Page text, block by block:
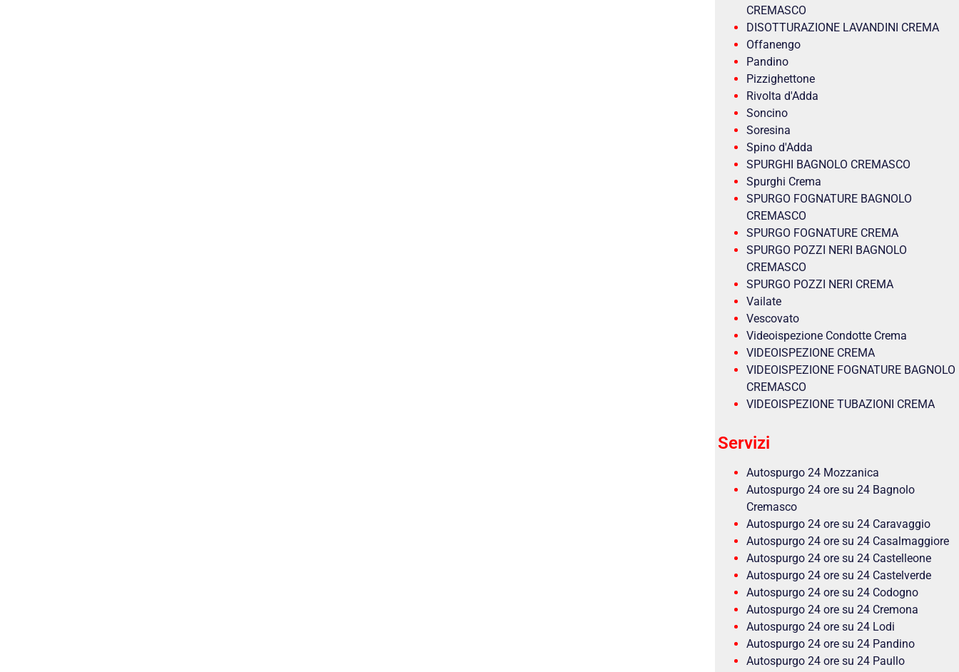
CREMASCO
DISOTTURAZIONE LAVANDINI CREMA
Offanengo
Pandino
Pizzighettone
Rivolta d'Adda
Soncino
Soresina
Spino d'Adda
SPURGHI BAGNOLO CREMASCO
Spurghi Crema
SPURGO FOGNATURE BAGNOLO
CREMASCO
SPURGO FOGNATURE CREMA
SPURGO POZZI NERI BAGNOLO
CREMASCO
SPURGO POZZI NERI CREMA
Vailate
Vescovato
Videoispezione Condotte Crema
VIDEOISPEZIONE CREMA
VIDEOISPEZIONE FOGNATURE BAGNOLO
CREMASCO
VIDEOISPEZIONE TUBAZIONI CREMA
Servizi
Autospurgo 24 Mozzanica
Autospurgo 24 ore su 24 Bagnolo
Cremasco
Autospurgo 24 ore su 24 Caravaggio
Autospurgo 24 ore su 24 Casalmaggiore
Autospurgo 24 ore su 24 Castelleone
Autospurgo 24 ore su 24 Castelverde
Autospurgo 24 ore su 24 Codogno
Autospurgo 24 ore su 24 Cremona
Autospurgo 24 ore su 24 Lodi
Autospurgo 24 ore su 24 Pandino
Autospurgo 24 ore su 24 Paullo